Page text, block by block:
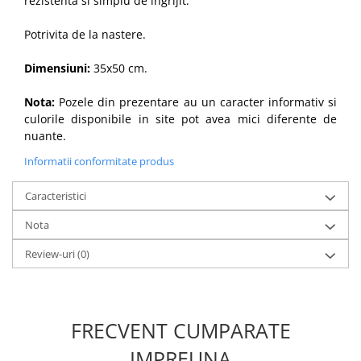
Potrivita de la nastere.
Dimensiuni: 35x50 cm.
Nota: Pozele din prezentare au un caracter informativ si
culorile disponibile in site pot avea mici diferente de
nuante.
Informatii conformitate produs
Caracteristici
Nota
Review-uri(0)
FRECVENT CUMPARATE